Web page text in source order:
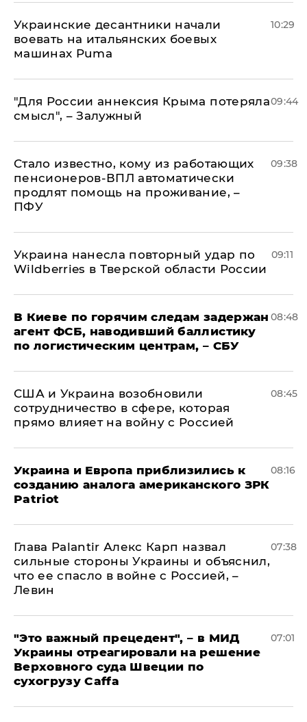
Украинские десантники начали
воевать на итальянских боевых
машинах Puma
10:29
"Для России аннексия Крыма потеряла
смысл", – Залужный
09:44
Стало известно, кому из работающих
пенсионеров-ВПЛ автоматически
продлят помощь на проживание, –
ПФУ
09:38
Украина нанесла повторный удар по
Wildberries в Тверской области России
09:11
В Киеве по горячим следам задержан
агент ФСБ, наводивший баллистику
по логистическим центрам, – СБУ
08:48
США и Украина возобновили
сотрудничество в сфере, которая
прямо влияет на войну с Россией
08:45
Украина и Европа приблизились к
созданию аналога американского ЗРК
Patriot
08:16
Глава Palantir Алекс Карп назвал
сильные стороны Украины и объяснил,
что ее спасло в войне с Россией, –
Левин
07:38
"Это важный прецедент", – в МИД
Украины отреагировали на решение
Верховного суда Швеции по
сухогрузу Caffa
07:01